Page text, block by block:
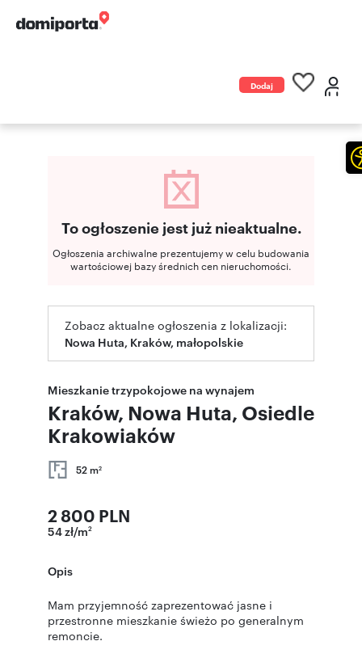
Dodaj
To ogłoszenie jest już nieaktualne.
Ogłoszenia archiwalne prezentujemy w celu budowania
wartościowej bazy średnich cen nieruchomości.
Zobacz aktualne ogłoszenia z lokalizacji:
Nowa Huta, Kraków, małopolskie
Mieszkanie trzypokojowe na wynajem
Kraków, Nowa Huta, Osiedle
Krakowiaków
52 m2
2 800 PLN
54 zł/m2
Opis
Mam przyjemność zaprezentować jasne i
przestronne mieszkanie świeżo po generalnym
remoncie.